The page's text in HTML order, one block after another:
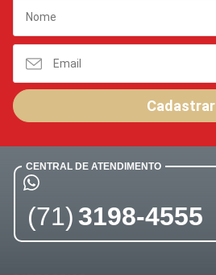
Cadastrar
CENTRAL DE ATENDIMENTO
(71) 3198-4555